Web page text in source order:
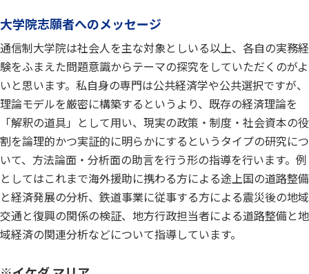
大学院志願者へのメッセージ
通信制大学院は社会人を主な対象としいる以上、各自の実務経
験をふまえた問題意識からテーマの探究をしていただくのがよ
いと思います。私自身の専門は公共経済学や公共選択ですが、
理論モデルを厳密に構築するというより、既存の経済理論を
「解釈の道具」として用い、現実の政策・制度・社会資本の役
割を論理的かつ実証的に明らかにするというタイプの研究につ
いて、方法論面・分析面の助言を行う形の指導を行います。例
としてはこれまで海外援助に携わる方による途上国の道路整備
と経済発展の分析、鉄道事業に従事する方による震災後の地域
交通と復興の関係の検証、地方行政担当者による道路整備と地
域経済の関連分析などについて指導しています。